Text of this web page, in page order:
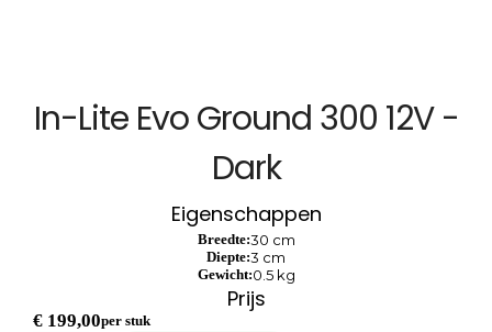
In-Lite Evo Ground 300 12V -
Dark
Eigenschappen
Breedte:30 cm
Diepte:3 cm
Gewicht:0.5 kg
Prijs
€ 199,00per stuk